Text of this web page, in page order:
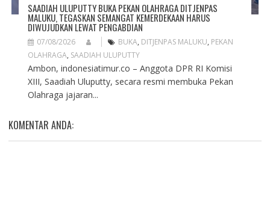
SAADIAH ULUPUTTY BUKA PEKAN OLAHRAGA DITJENPAS
MALUKU, TEGASKAN SEMANGAT KEMERDEKAAN HARUS
DIWUJUDKAN LEWAT PENGABDIAN
07/08/2026 BUKA, DITJENPAS MALUKU, PEKAN
OLAHRAGA, SAADIAH ULUPUTTY
Ambon, indonesiatimur.co – Anggota DPR RI Komisi
XIII, Saadiah Uluputty, secara resmi membuka Pekan
Olahraga jajaran...
KOMENTAR ANDA: